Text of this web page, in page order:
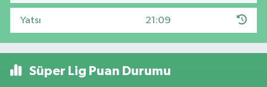
Yatsı 21:09
Süper Lig Puan Durumu